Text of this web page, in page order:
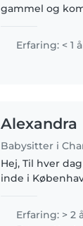
gammel og
ansvarsfuld,
kan godt lide
Erfaring: < 1
Alexandra
Babysitter i
Hej, Til hver dag går jeg i skole
inde i
på studiet
arbejder som
Erfaring: > 2